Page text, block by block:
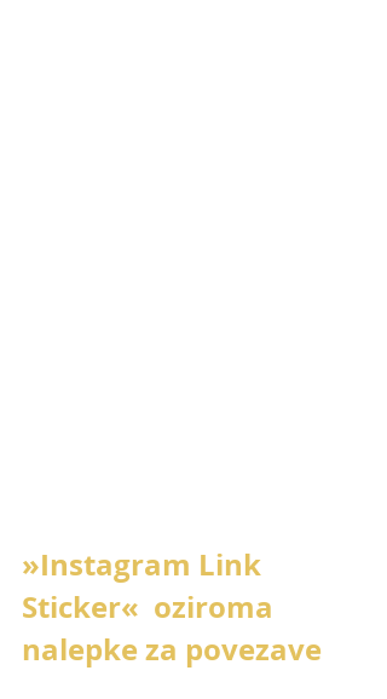
»Instagram Link
Sticker«  oziroma
nalepke za povezave